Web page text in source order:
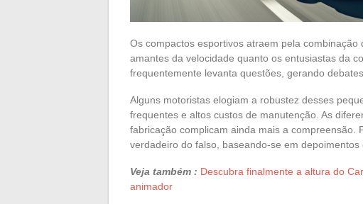
Os compactos esportivos atraem pela
amantes da velocidade quanto os entusiastas da
frequentemente levanta questões, gerando
Alguns motoristas elogiam a robustez desses
frequentes e altos custos de manutenção. As
fabricação complicam ainda mais a compreensão.
verdadeiro do falso, baseando-se em
Veja também : Descubra finalmente a altura do
animador